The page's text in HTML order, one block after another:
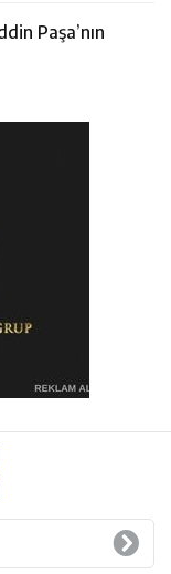
Paşa’nın